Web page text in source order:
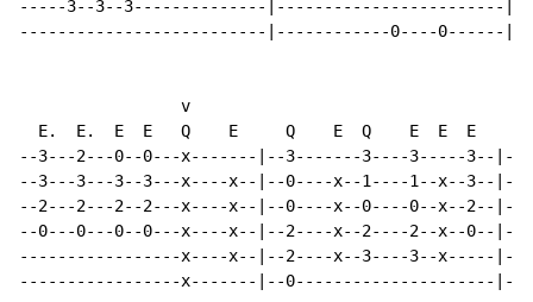
-----3--3--3--------------|------------------------|--
--------------------------|------------0----0------
                 v
E.  E.  E  E   Q    E     Q    E  Q    E  E  E
--3---2---0--0---x-------|--3-------3----3-----3--
--3---3---3--3---x----x--|--0----x--1----1--x--3--
--2---2---2--2---x----x--|--0----x--0----0--x--2--
--0---0---0--0---x----x--|--2----x--2----2--x--0--
-----------------x----x--|--2----x--3----3--x-----
-----------------x-------|--0---------------------